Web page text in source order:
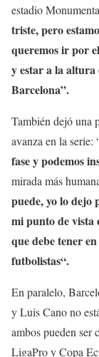
estadio
triste, pero
queremos ir por
y estar a la
Barcelona”.
También dejó una
avanza en la serie:
fase y podemos
mirada más
puede, yo lo dejo
mi punto de vista
que debe tener
futbolistas“.
En paralelo,
y Luis Cano no
ambos pueden ser
LigaPro y Copa